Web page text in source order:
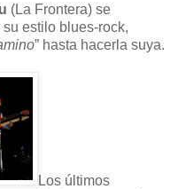
(La Frontera) se
estilo blues-rock,
” hasta hacerla suya.
Los últimos